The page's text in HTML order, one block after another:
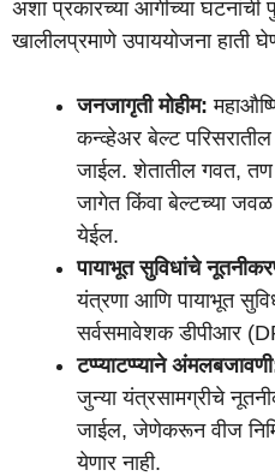
अशा प्रकारच्या आगीच्या घटनांची
खालीलप्रमाणे उपाययोजना हाती
जनजागृती मोहीम:
कन्व्हेअर बेल्ट
जाईल. शेतातील गवत, तण
जागेत किंवा बेल्टच्या
येईल.
पायाभूत सुविधांचे
यंत्रणा आणि पायाभूत
सर्वसमावेशक डीपीआर
टप्प्याटप्प्याने
जुन्या यंत्रसामग्रीचे
जाईल, जेणेकरून वीज
येणार नाही.